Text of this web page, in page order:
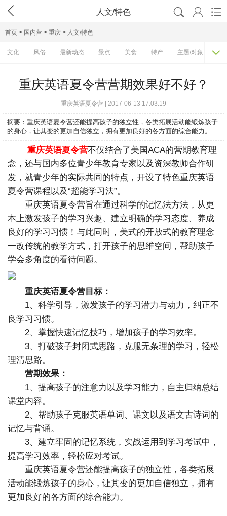
 人文/特色   
首页 > 国内营 > 重庆 > 人文/特色
文化 风俗 最新动态 景点 美食 特产 主题/对象 费

重庆英语夏令营营期效果好不好？
重庆英语夏令营 | 2017-06-13 17:03:19
摘要： 重庆英语夏令营还能提高孩子的独立性，各类拓展活动能锻炼孩子
的身心，让其变的更加自信独立，拥有更加良好的各方面的综合能力。
重庆英语夏令营不仅结合了美国ACA的营期教育理
念，还与国内多位青少年教育专家以及资深教师合作研
发，就青少年的实际共同的特点，开设了特色重庆英语
夏令营课程以及“超能学习法”。
重庆英语夏令营旨在通过科学的记忆法方法，从更
本上激发孩子的学习兴趣、建立明确的学习态度、养成
良好的学习习惯！与此同时，美式的开放式的教育理念
一改传统的教学方式，打开孩子的思维空间，帮助孩子
学会多角度的看待问题。
重庆英语夏令营目标：
1、科学引导，激发孩子的学习潜力与动力，纠正不
良学习习惯。
2、掌握快速记忆技巧，增加孩子的学习效率。
3、打破孩子封闭式思路，克服无条理的学习，轻松
理清思路。
营期效果：
1、提高孩子的注意力以及学习能力，自主归纳总结
课堂内容。
2、帮助孩子克服英语单词、课文以及语文古诗词的
记忆与背诵。
3、建立牢固的记忆系统，实战运用到学习考试中，
提高学习效率，轻松应对考试。
重庆英语夏令营还能提高孩子的独立性，各类拓展
活动能锻炼孩子的身心，让其变的更加自信独立，拥有
更加良好的各方面的综合能力。